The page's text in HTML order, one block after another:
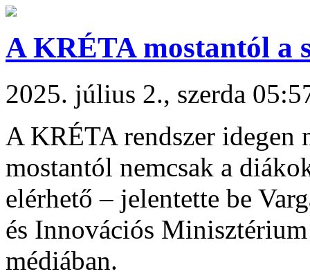
A KRÉTA mostantól a
2025. július 2., szerda
A KRÉTA rendszer
mostantól nemcsak a
elérhető – jelentette be
és Innovációs
médiában.